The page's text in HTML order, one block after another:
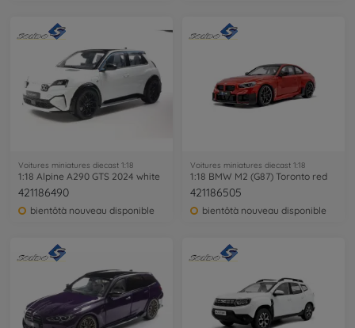
Voitures miniatures diecast 1:18
1:18 Alpine A290 GTS 2024 white
421186490
bientôtà nouveau disponible
Voitures miniatures diecast 1:18
1:18 BMW M2 (G87) Toronto red
421186505
bientôtà nouveau disponible